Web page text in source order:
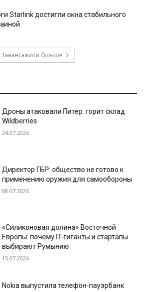
Starlink достигли окна стабильного
Завантажити більше
Дроны атаковали Питер: горит склад
Wildberries
24.07.2026
Директор ГБР: общество не готово к
применению оружия для самообороны
08.07.2026
«Силиконовая долина» Восточной
Европы: почему IT-гиганты и стартапы
выбирают Румынию
15.07.2026
Nokia выпустила телефон-пауэрбанк